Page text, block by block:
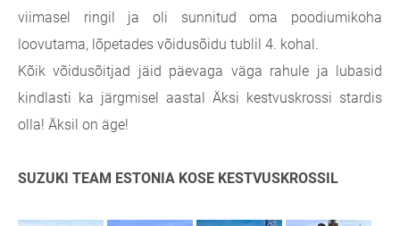
viimasel ringil ja oli sunnitud oma poodiumikoha
loovutama, lõpetades võidusõidu tublil 4. kohal.
Kõik võidusõitjad jäid päevaga väga rahule ja lubasid
kindlasti ka järgmisel aastal Äksi kestvuskrossi stardis
olla! Äksil on äge!
SUZUKI TEAM ESTONIA KOSE KESTVUSKROSSIL